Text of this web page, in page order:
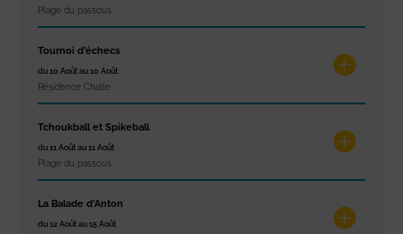
Plage du passous
Tournoi d’échecs
du 10 Août au 10 Août
Résidence Challe
Tchoukball et Spikeball
du 11 Août au 11 Août
Plage du passous
La Balade d’Anton
du 12 Août au 15 Août